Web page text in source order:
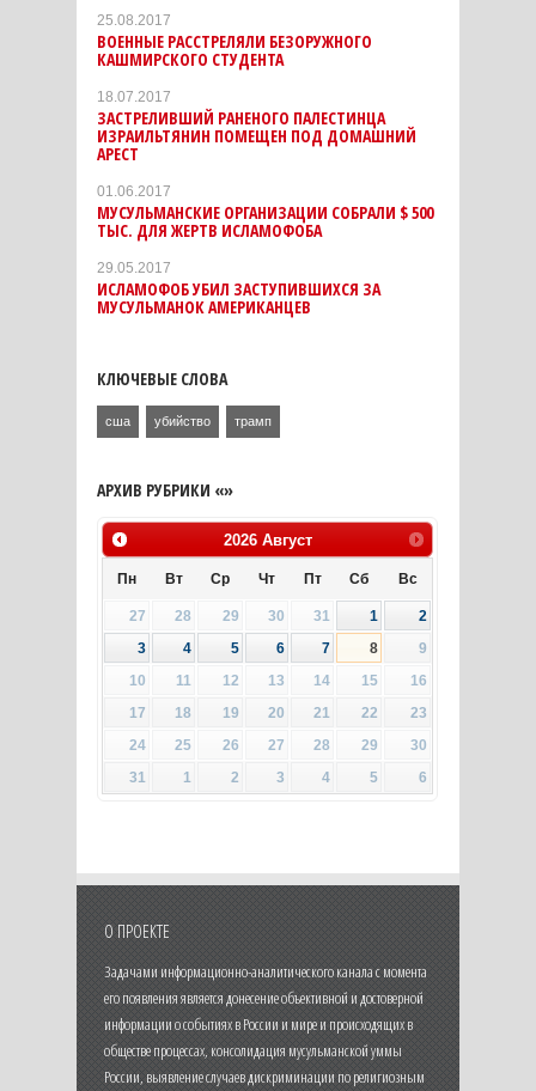
25.08.2017
ВОЕННЫЕ РАССТРЕЛЯЛИ БЕЗОРУЖНОГО
КАШМИРСКОГО СТУДЕНТА
18.07.2017
ЗАСТРЕЛИВШИЙ РАНЕНОГО ПАЛЕСТИНЦА
ИЗРАИЛЬТЯНИН ПОМЕЩЕН ПОД ДОМАШНИЙ
АРЕСТ
01.06.2017
МУСУЛЬМАНСКИЕ ОРГАНИЗАЦИИ СОБРАЛИ $ 500
ТЫС. ДЛЯ ЖЕРТВ ИСЛАМОФОБА
29.05.2017
ИСЛАМОФОБ УБИЛ ЗАСТУПИВШИХСЯ ЗА
МУСУЛЬМАНОК АМЕРИКАНЦЕВ
КЛЮЧЕВЫЕ СЛОВА
сша убийство трамп
АРХИВ РУБРИКИ «»
2026 Август
Пн Вт Ср Чт Пт Сб Вс
27 28 29 30 31 1
2
3
4 5 6 7 8
9
10
11 12 13 14 15
16
17
18 19 20 21 22
23
24
25 26 27 28 29
30
31
1 2 3 4 5 6
О ПРОЕКТЕ
Задачами информационно-аналитического канала с момента
его появления является донесение объективной и достоверной
информации о событиях в России и мире и происходящих в
обществе процессах, консолидация мусульманской уммы
России, выявление случаев дискриминации по религиозным